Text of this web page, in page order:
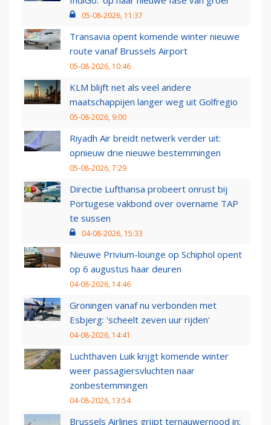
05-08-2026, 11:37
Transavia opent komende winter nieuwe
route vanaf Brussels Airport
05-08-2026, 10:46
KLM blijft net als veel andere
maatschappijen langer weg uit Golfregio
05-08-2026, 9:00
Riyadh Air breidt netwerk verder uit:
opnieuw drie nieuwe bestemmingen
05-08-2026, 7:29
Directie Lufthansa probeert onrust bij
Portugese vakbond over overname TAP
te sussen
04-08-2026, 15:33
Nieuwe Privium-lounge op Schiphol opent
op 6 augustus haar deuren
04-08-2026, 14:46
Groningen vanaf nu verbonden met
Esbjerg: 'scheelt zeven uur rijden'
04-08-2026, 14:41
Luchthaven Luik krijgt komende winter
weer passagiersvluchten naar
zonbestemmingen
04-08-2026, 13:54
Brussels Airlines grijpt ternauwernood in: